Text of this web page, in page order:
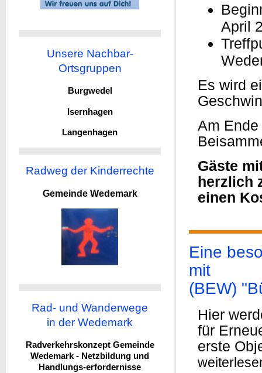
Unsere Nachbar-
Ortsgruppen
Burgwedel
Isernhagen
Langenhagen
Radweg der Kinderrechte
Gemeinde Wedemark
Rad- und Wanderwege
in der Wedemark
Radverkehrskonzept Gemeinde
Wedemark - Netzbildung und
Handlungs-erfordernisse
April
Es wird
Am
Gäste
herzlich
einen
Eine
mit
(BEW)
Hier
für
erste